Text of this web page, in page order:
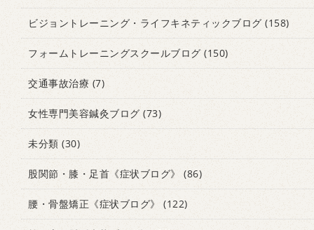
ビジョントレーニング・ライフキネティックブログ (158)
フォームトレーニングスクールブログ (150)
交通事故治療 (7)
女性専門美容鍼灸ブログ (73)
未分類 (30)
股関節・膝・足首《症状ブログ》 (86)
腰・骨盤矯正《症状ブログ》 (122)